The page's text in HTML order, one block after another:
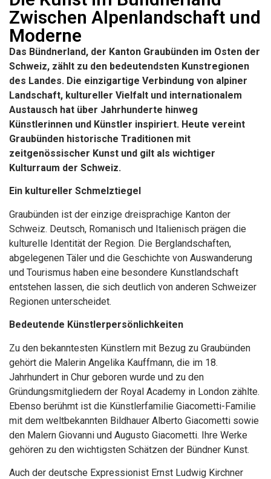
Zwischen Alpenlandschaft und
Moderne
Das Bündnerland, der Kanton Graubünden im Osten der
Schweiz, zählt zu den bedeutendsten Kunstregionen
des Landes. Die einzigartige Verbindung von alpiner
Landschaft, kultureller Vielfalt und internationalem
Austausch hat über Jahrhunderte hinweg
Künstlerinnen und Künstler inspiriert. Heute vereint
Graubünden historische Traditionen mit
zeitgenössischer Kunst und gilt als wichtiger
Kulturraum der Schweiz.
Ein kultureller Schmelztiegel
Graubünden ist der einzige dreisprachige Kanton der
Schweiz. Deutsch, Romanisch und Italienisch prägen die
kulturelle Identität der Region. Die Berglandschaften,
abgelegenen Täler und die Geschichte von Auswanderung
und Tourismus haben eine besondere Kunstlandschaft
entstehen lassen, die sich deutlich von anderen Schweizer
Regionen unterscheidet.
Bedeutende Künstlerpersönlichkeiten
Zu den bekanntesten Künstlern mit Bezug zu Graubünden
gehört die Malerin Angelika Kauffmann, die im 18.
Jahrhundert in Chur geboren wurde und zu den
Gründungsmitgliedern der Royal Academy in London zählte.
Ebenso berühmt ist die Künstlerfamilie Giacometti-Familie
mit dem weltbekannten Bildhauer Alberto Giacometti sowie
den Malern Giovanni und Augusto Giacometti. Ihre Werke
gehören zu den wichtigsten Schätzen der Bündner Kunst.
Auch der deutsche Expressionist Ernst Ludwig Kirchner